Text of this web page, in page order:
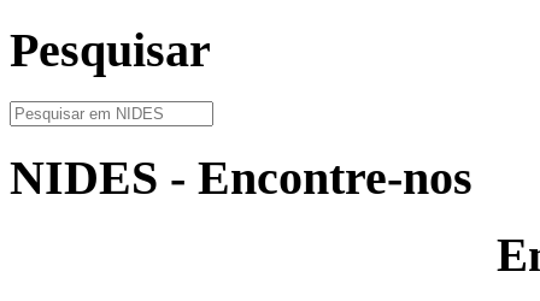
Pesquisar
NIDES - Encontre-nos